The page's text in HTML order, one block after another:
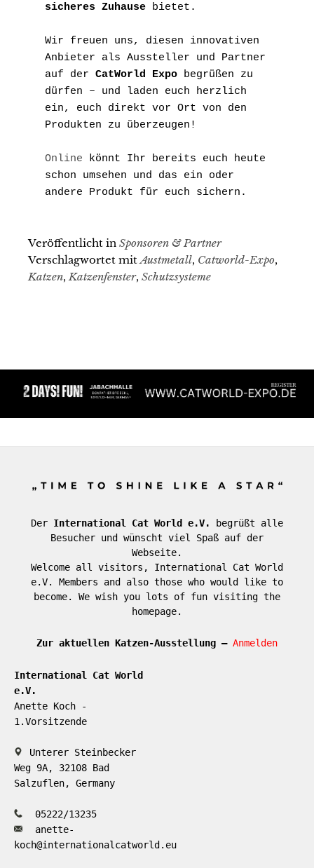
sicheres Zuhause bietet.
Wir freuen uns, diesen innovativen
Anbieter als Aussteller und Partner
auf der CatWorld Expo begrüßen zu
dürfen – und laden euch herzlich
ein, euch direkt vor Ort von den
Produkten zu überzeugen!
Online könnt Ihr bereits euch heute
schon umsehen und das ein oder
andere Produkt für euch sichern.
Veröffentlicht in Sponsoren & Partner
Verschlagwortet mitAustmetall, Catworld-Expo,
Katzen,Katzenfenster, Schutzsysteme
Der International Cat World e.V.
begrüßt alle
Besucher und wünscht viel Spaß auf der
Webseite.
Welcome all visitors, International Cat World
e.V. Members and also those who would like to
become. We wish you lots of fun visiting the
homepage.
Zur aktuellen Katzen-Ausstellung – Anmelden
International Cat World
e.V.
Anette Koch -
1.Vorsitzende
Unterer Steinbecker
Weg 9A, 32108 Bad
Salzuflen, Germany
05222/13235
anette-
koch@internationalcatworld.eu